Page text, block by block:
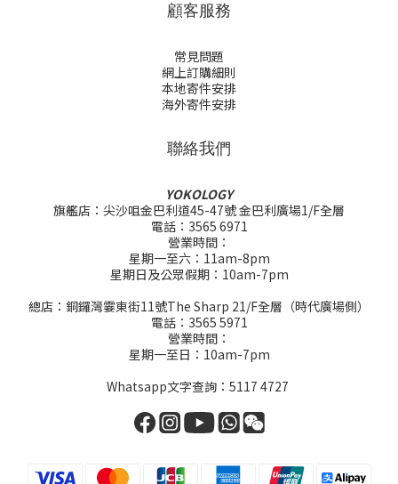
顧客服務
常見問題
網上訂購細則
本地寄件安排
海外寄件安排
聯絡我們
YOKOLOGY
旗艦店：尖沙咀金巴利道45-47號 金巴利廣場1/F全層
電話：3565 6971
營業時間：
星期一至六：11am-8pm
星期日及公眾假期：10am-7pm
總店：銅鑼灣霎東街11號The Sharp 21/F全層（時代廣場側）
電話：3565 5971
營業時間：
星期一至日：10am-7pm
Whatsapp文字查詢：5117 4727